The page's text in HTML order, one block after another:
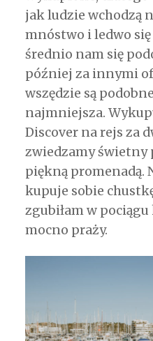
jak ludzie wchodzą
mnóstwo i ledwo się
średnio nam się
później za innymi
wszędzie są
najmniejsza.
Discover na rejs za
zwiedzamy świetny
piękną promenadą.
kupuje sobie
zgubiłam w pociągu
mocno praży.